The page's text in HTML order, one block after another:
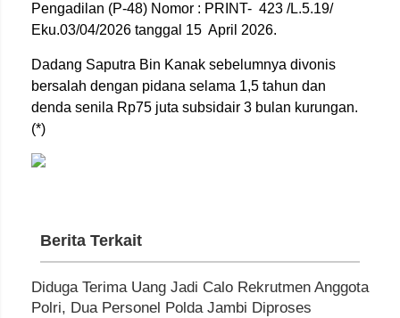
Pengadilan (P-48) Nomor : PRINT- 423 /L.5.19/
Eku.03/04/2026 tanggal 15 April 2026.
Dadang Saputra Bin Kanak sebelumnya divonis
bersalah dengan pidana selama 1,5 tahun dan
denda senila Rp75 juta subsidair 3 bulan kurungan.
(*)
Berita Terkait
Diduga Terima Uang Jadi Calo Rekrutmen Anggota
Polri, Dua Personel Polda Jambi Diproses